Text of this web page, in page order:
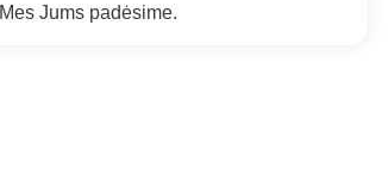
Mes Jums padėsime.